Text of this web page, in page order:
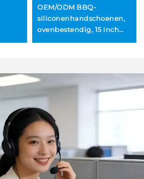
OEM/ODM BBQ-
siliconenhandschoenen,
ovenbestendig, 15 inch
geschikt voor grillen,
koken en het vasthouden
van potten, siliconen
ovenhandschoenen met
gewatteerde afwerking